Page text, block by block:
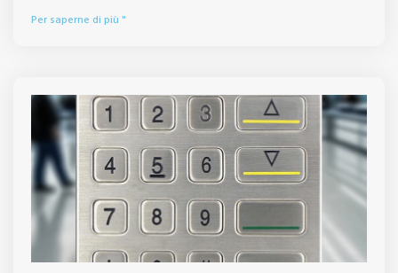
Per saperne di più "